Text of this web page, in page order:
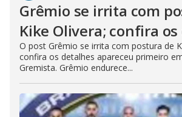
Grêmio se irrita com
Kike Olivera; confira
O post Grêmio se irrita com postura de
confira os detalhes apareceu primeiro
Gremista. Grêmio endurece...